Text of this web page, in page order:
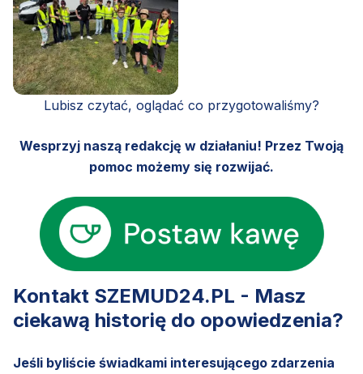
Lubisz czytać, oglądać co przygotowaliśmy?
Wesprzyj naszą redakcję w działaniu! Przez Twoją
pomoc możemy się rozwijać.
Kontakt SZEMUD24.PL - Masz
ciekawą historię do opowiedzenia?
Jeśli byliście świadkami interesującego zdarzenia